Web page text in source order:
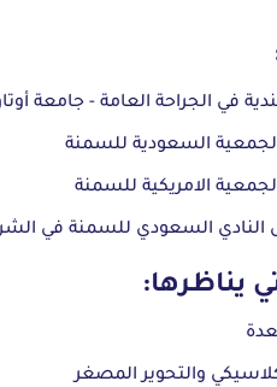
في الجراحة العامة - جامعة أوتا
السعودية للسمنة
الامريكية للسمنة
النادي السعودي للسمنة في
يناظرها:
والتحوير المصغر